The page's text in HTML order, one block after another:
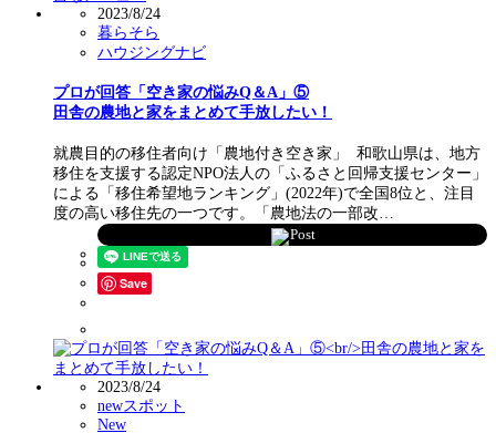
2023/8/24
暮らそら
ハウジングナビ
プロが回答「空き家の悩みQ＆A」⑤
田舎の農地と家をまとめて手放したい！
就農目的の移住者向け「農地付き空き家」 和歌山県は、地方
移住を支援する認定NPO法人の「ふるさと回帰支援センター」
による「移住希望地ランキング」(2022年)で全国8位と、注目
度の高い移住先の一つです。「農地法の一部改…
Post
Save
2023/8/24
newスポット
New